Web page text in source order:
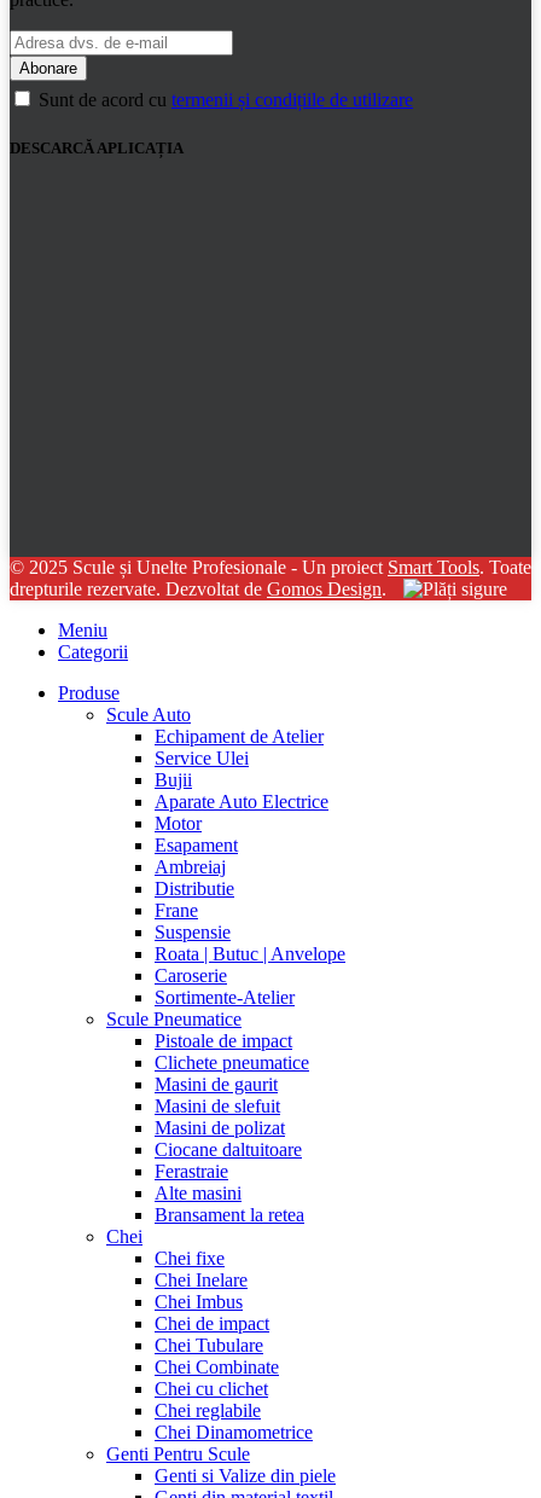
Sunt de acord cu termenii și condițiile de utilizare
DESCARCĂ APLICAȚIA
© 2025 Scule și Unelte Profesionale - Un proiect Smart Tools. Toate
drepturile rezervate. Dezvoltat de Gomos Design.
Meniu
Categorii
Produse
Scule Auto
Echipament de Atelier
Service Ulei
Bujii
Aparate Auto Electrice
Motor
Esapament
Ambreiaj
Distributie
Frane
Suspensie
Roata | Butuc | Anvelope
Caroserie
Sortimente-Atelier
Scule Pneumatice
Pistoale de impact
Clichete pneumatice
Masini de gaurit
Masini de slefuit
Masini de polizat
Ciocane daltuitoare
Ferastraie
Alte masini
Bransament la retea
Chei
Chei fixe
Chei Inelare
Chei Imbus
Chei de impact
Chei Tubulare
Chei Combinate
Chei cu clichet
Chei reglabile
Chei Dinamometrice
Genti Pentru Scule
Genti si Valize din piele